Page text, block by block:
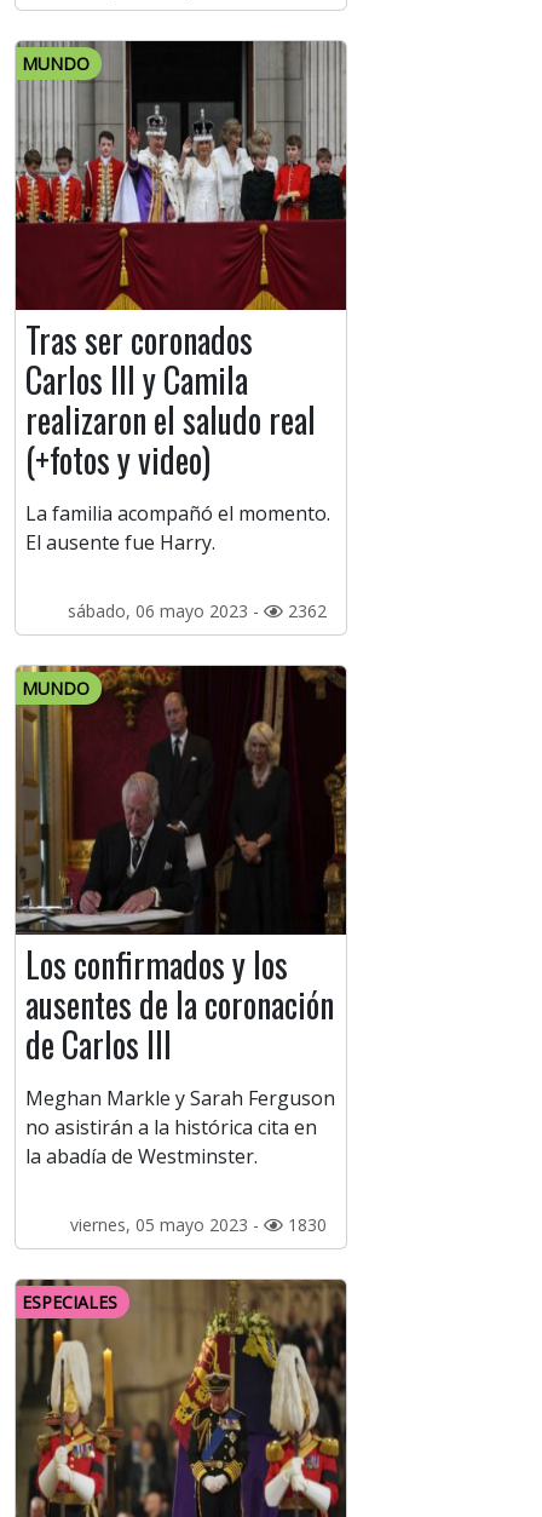
MUNDO
Tras ser coronados
Carlos III y Camila
realizaron el saludo real
(+fotos y video)
La familia acompañó el momento.
El ausente fue Harry.
sábado, 06 mayo 2023 - 2362
MUNDO
Los confirmados y los
ausentes de la coronación
de Carlos III
Meghan Markle y Sarah Ferguson
no asistirán a la histórica cita en
la abadía de Westminster.
viernes, 05 mayo 2023 - 1830
ESPECIALES